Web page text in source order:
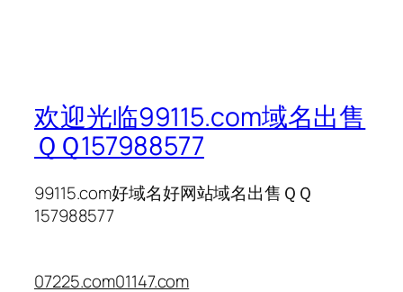
欢迎光临99115.com域名出售
ＱＱ157988577
99115.com好域名好网站域名出售ＱＱ
157988577
07225.com01147.com